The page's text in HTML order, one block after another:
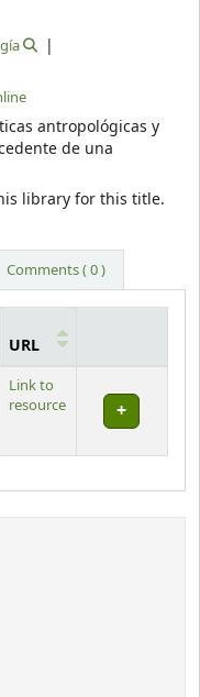
antropológicas y
de una
library for this title.
Comments ( 0 )
URL
Link to
resource